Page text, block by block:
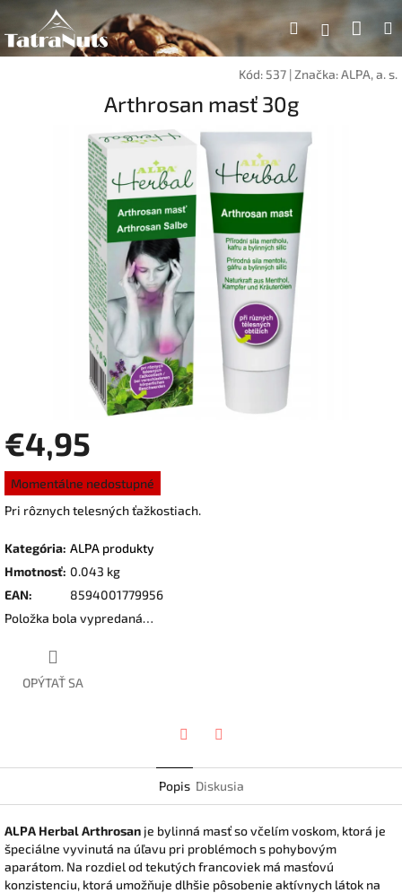
obsah
Hľadať
Kód: 537 |Značka:ALPA, a. s.
Arthrosan masť 30g
€4,95
Jednotková
cena:
Momentálne nedostupné
Pri rôznych telesných ťažkostiach.
Kategória: ALPA produkty
Hmotnosť: 0.043 kg
EAN:
8594001779956
Položka bola vypredaná…
OPÝTAŤ SA
Popis Diskusia
ALPA Herbal Arthrosan je bylinná masť so včelím voskom, ktorá je
špeciálne vyvinutá na úľavu pri problémoch s pohybovým
aparátom. Na rozdiel od tekutých francoviek má masťovú
konzistenciu, ktorá umožňuje dlhšie pôsobenie aktívnych látok na